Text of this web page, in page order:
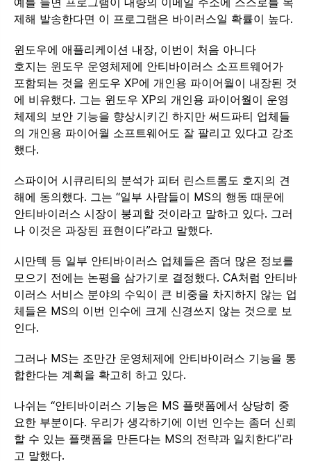
제해 발송한다면 이 프로그램은 바이러스일 확률이 높다.
윈도우에 애플리케이션 내장, 이번이 처음 아니다
호지는 윈도우 운영체제에 안티바이러스 소프트웨어가
포함되는 것을 윈도우 XP에 개인용 파이어월이 내장된 것
에 비유했다. 그는 윈도우 XP의 개인용 파이어월이 운영
체제의 보안 기능을 향상시키긴 하지만 써드파티 업체들
의 개인용 파이어월 소프트웨어도 잘 팔리고 있다고 강조
했다.
스파이어 시큐리티의 분석가 피터 린스트롬도 호지의 견
해에 동의했다. 그는 “일부 사람들이 MS의 행동 때문에
안티바이러스 시장이 붕괴할 것이라고 말하고 있다. 그러
나 이것은 과장된 표현이다”라고 말했다.
시만텍 등 일부 안티바이러스 업체들은 좀더 많은 정보를
모으기 전에는 논평을 삼가기로 결정했다. CA처럼 안티바
이러스 서비스 분야의 수익이 큰 비중을 차지하지 않는 업
체들은 MS의 이번 인수에 크게 신경쓰지 않는 것으로 보
인다.
그러나 MS는 조만간 운영체제에 안티바이러스 기능을 통
합한다는 계획을 확고히 하고 있다.
나쉬는 “안티바이러스 기능은 MS 플랫폼에서 상당히 중
요한 부분이다. 우리가 생각하기에 이번 인수는 좀더 신뢰
할 수 있는 플랫폼을 만든다는 MS의 전략과 일치한다”라
고 말했다.